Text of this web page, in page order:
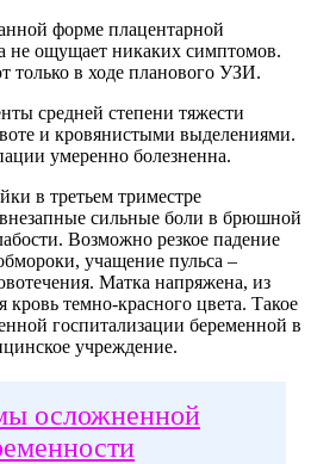
форме плацентарной
не ощущает никаких симптомов.
только в ходе планового УЗИ.
средней степени тяжести
и кровянистыми выделениями.
умеренно болезненна.
в третьем триместре
сильные боли в брюшной
Возможно резкое падение
учащение пульса –
Матка напряжена, из
кровь темно-красного цвета. Такое
госпитализации беременной в
учреждение.
осложненной